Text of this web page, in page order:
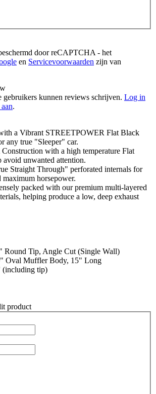
door reCAPTCHA - het
en Servicevoorwaarden zijn van
gebruikers kunnen reviews schrijven. Log in
.
a Vibrant STREETPOWER Flat Black
any true "Sleeper" car.
Construction with a high temperature Flat
unwanted attention.
Straight Through" perforated internals for
horsepower.
packed with our premium multi-layered
helping produce a low, deep exhaust
Round Tip, Angle Cut (Single Wall)
Oval Muffler Body, 15" Long
(including tip)
product